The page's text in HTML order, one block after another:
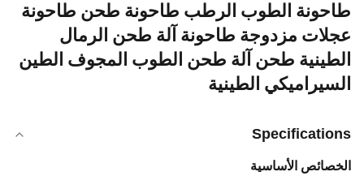
طاحونة الطوب الرطب طاحونة طحن طاحونة
عجلات مزدوجة طاحونة آلة طحن الرمال
الطينية طحن آلة طحن الطوب المجوف الطين
السيراميكي الطينية
Specifications
الخصائص الأساسية